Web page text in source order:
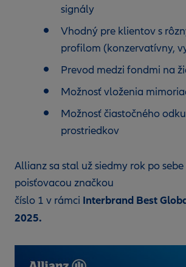
signály
Vhodný pre klientov s
profilom (konzervatívny,
Prevod medzi fondmi na
Možnosť vloženia
Možnosť čiastočného
prostriedkov
Allianz sa stal už siedmy rok po
poisťovacou značkou
číslo 1 v rámci Interbrand Best
2025.